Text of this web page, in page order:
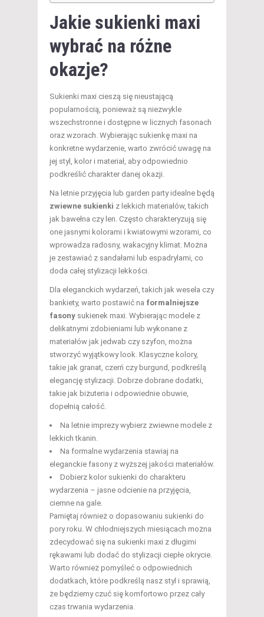
Jakie sukienki maxi
wybrać na różne
okazje?
Sukienki maxi cieszą się nieustającą
popularnością, ponieważ są niezwykle
wszechstronne i dostępne w licznych fasonach
oraz wzorach. Wybierając sukienkę maxi na
konkretne wydarzenie, warto zwrócić uwagę na
jej styl, kolor i materiał, aby odpowiednio
podkreślić charakter danej okazji.
Na letnie przyjęcia lub garden party idealne będą
zwiewne sukienki z lekkich materiałów, takich
jak bawełna czy len. Często charakteryzują się
one jasnymi kolorami i kwiatowymi wzorami, co
wprowadza radosny, wakacyjny klimat. Można
je zestawiać z sandałami lub espadrylami, co
doda całej stylizacji lekkości.
Dla eleganckich wydarzeń, takich jak wesela czy
bankiety, warto postawić na formalniejsze
fasony sukienek maxi. Wybierając modele z
delikatnymi zdobieniami lub wykonane z
materiałów jak jedwab czy szyfon, można
stworzyć wyjątkowy look. Klasyczne kolory,
takie jak granat, czerń czy burgund, podkreślą
elegancję stylizacji. Dobrze dobrane dodatki,
takie jak biżuteria i odpowiednie obuwie,
dopełnią całość.
Na letnie imprezy wybierz zwiewne modele z
lekkich tkanin.
Na formalne wydarzenia stawiaj na
eleganckie fasony z wyższej jakości materiałów.
Dobierz kolor sukienki do charakteru
wydarzenia – jasne odcienie na przyjęcia,
ciemne na gale.
Pamiętaj również o dopasowaniu sukienki do
pory roku. W chłodniejszych miesiącach można
zdecydować się na sukienki maxi z długimi
rękawami lub dodać do stylizacji ciepłe okrycie.
Warto również pomyśleć o odpowiednich
dodatkach, które podkreślą nasz styl i sprawią,
że będziemy czuć się komfortowo przez cały
czas trwania wydarzenia.